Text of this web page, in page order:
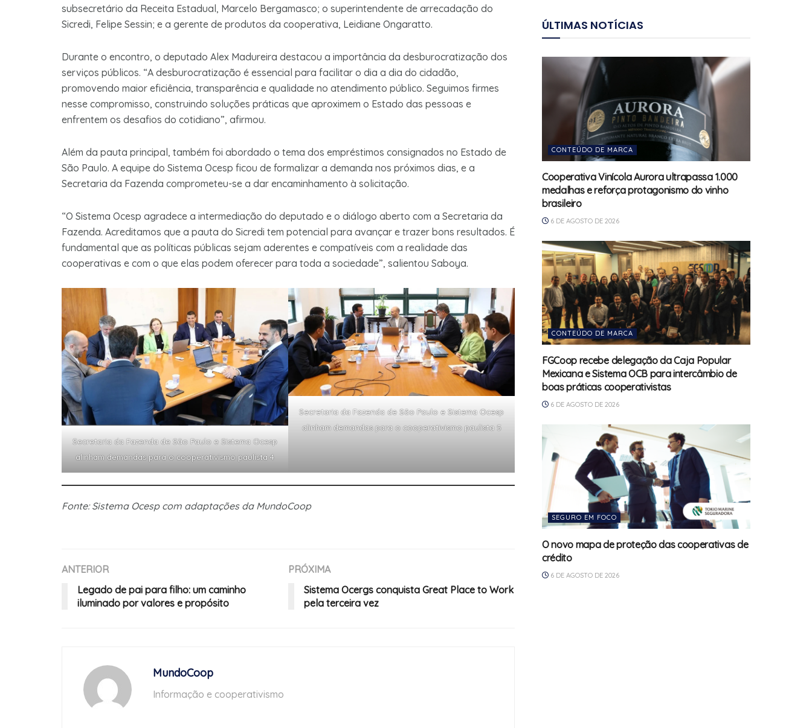
subsecretário da Receita Estadual, Marcelo Bergamasco; o superintendente de arrecadação do
Sicredi, Felipe Sessin; e a gerente de produtos da cooperativa, Leidiane Ongaratto.
Durante o encontro, o deputado Alex Madureira destacou a importância da desburocratização dos
serviços públicos. “A desburocratização é essencial para facilitar o dia a dia do cidadão,
promovendo maior eficiência, transparência e qualidade no atendimento público. Seguimos firmes
nesse compromisso, construindo soluções práticas que aproximem o Estado das pessoas e
enfrentem os desafios do cotidiano”, afirmou.
Além da pauta principal, também foi abordado o tema dos empréstimos consignados no Estado de
São Paulo. A equipe do Sistema Ocesp ficou de formalizar a demanda nos próximos dias, e a
Secretaria da Fazenda comprometeu-se a dar encaminhamento à solicitação.
“O Sistema Ocesp agradece a intermediação do deputado e o diálogo aberto com a Secretaria da
Fazenda. Acreditamos que a pauta do Sicredi tem potencial para avançar e trazer bons resultados. É
fundamental que as políticas públicas sejam aderentes e compatíveis com a realidade das
cooperativas e com o que elas podem oferecer para toda a sociedade”, salientou Saboya.
Secretaria da Fazenda de São Paulo e Sistema Ocesp
alinham demandas para o cooperativismo paulista 4
Secretaria da Fazenda de São Paulo e Sistema Ocesp
alinham demandas para o cooperativismo paulista 5
Fonte: Sistema Ocesp com adaptações da MundoCoop
ANTERIOR
Legado de pai para filho: um caminho
iluminado por valores e propósito
PRÓXIMA
Sistema Ocergs conquista Great Place to Work
pela terceira vez
MundoCoop
Informação e cooperativismo
ÚLTIMAS NOTÍCIAS
CONTEÚDO DE MARCA
Cooperativa Vinícola Aurora ultrapassa 1.000
medalhas e reforça protagonismo do vinho
brasileiro
6 DE AGOSTO DE 2026
CONTEÚDO DE MARCA
FGCoop recebe delegação da Caja Popular
Mexicana e Sistema OCB para intercâmbio de
boas práticas cooperativistas
6 DE AGOSTO DE 2026
SEGURO EM FOCO
O novo mapa de proteção das cooperativas de
crédito
6 DE AGOSTO DE 2026